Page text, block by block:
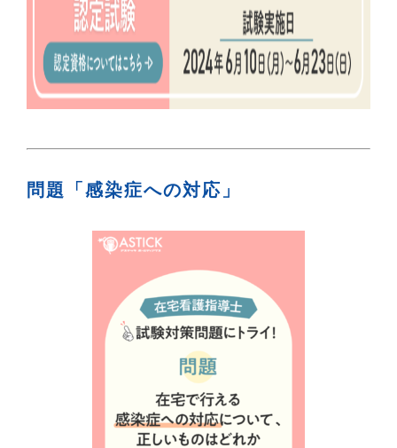
問題「感染症への対応」